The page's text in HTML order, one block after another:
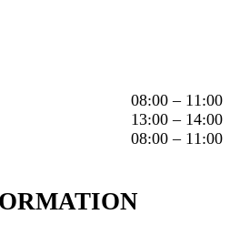
08:00 – 11:00
13:00 – 14:00
08:00 – 11:00